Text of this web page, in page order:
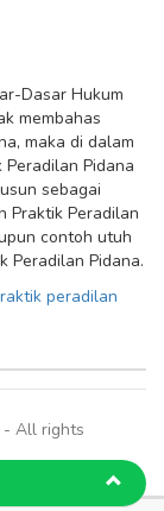
Dasar Hukum
membahas
maka di dalam
Pidana
sebagai
Praktik Peradilan
contoh utuh
Peradilan Pidana.
peradilan
- All rights